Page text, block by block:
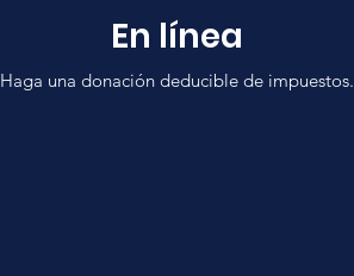
En línea
Haga una donación deducible de impuestos.